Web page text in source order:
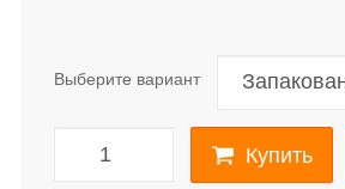
Выберите вариант
Купить